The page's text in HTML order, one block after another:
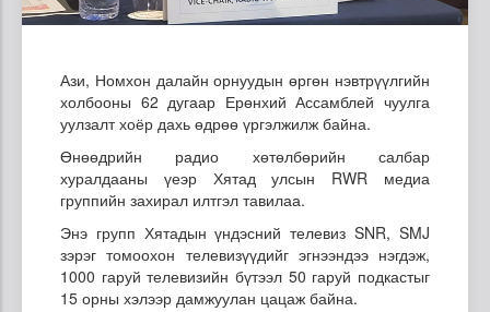
Ази, Номхон далайн орнуудын өргөн нэвтрүүлгийн
холбооны 62 дугаар Ерөнхий Ассамблей чуулга
уулзалт хоёр дахь өдрөө үргэлжилж байна.
Өнөөдрийн радио хөтөлбөрийн салбар
хуралдааны үеэр Хятад улсын RWR медиа
группийн захирал илтгэл тавилаа.
Энэ групп Хятадын үндэсний телевиз SNR, SMJ
зэрэг томоохон телевизүүдийг эгнээндээ нэгдэж,
1000 гаруй телевизийн бүтээл 50 гаруй подкастыг
15 орны хэлээр дамжуулан цацаж байна.